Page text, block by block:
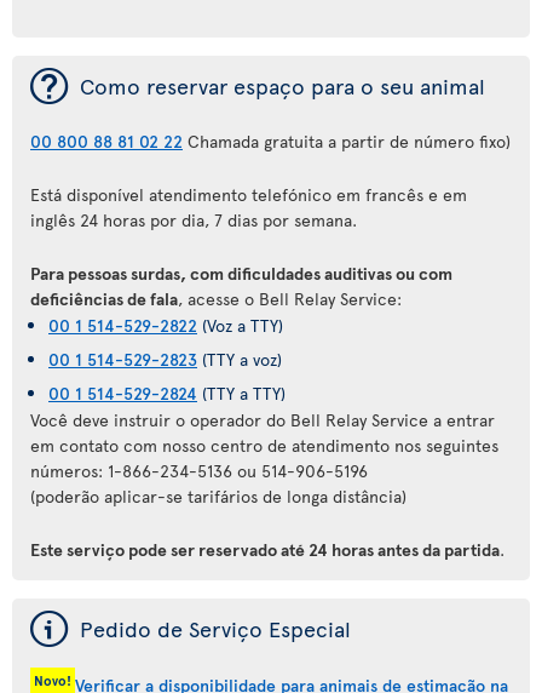
¯ Como reservar espaço para o seu animal
00 800 88 81 02 22 Chamada gratuita a partir de número fixo)
Está disponível atendimento telefónico em francês e em
inglês 24 horas por dia, 7 dias por semana.
Para pessoas surdas, com dificuldades auditivas ou com
deficiências de fala, acesse o Bell Relay Service:
00 1 514-529-2822 (Voz a TTY)
00 1 514-529-2823 (TTY a voz)
00 1 514-529-2824 (TTY a TTY)
Você deve instruir o operador do Bell Relay Service a entrar
em contato com nosso centro de atendimento nos seguintes
números: 1-866-234-5136 ou 514-906-5196
(poderão aplicar-se tarifários de longa distância)
Este serviço pode ser reservado até 24 horas antes da partida.
ý Pedido de Serviço Especial
Novo! Verificar a disponibilidade para animais de estimação na